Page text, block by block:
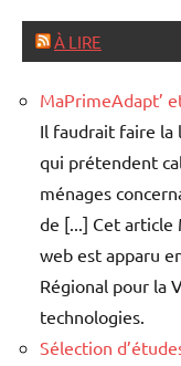
À LIRE
MaPrimeAdapt’
Il faudrait faire la
qui prétendent
ménages
de [...] Cet article
web est apparu
Régional pour la
technologies.
Sélection